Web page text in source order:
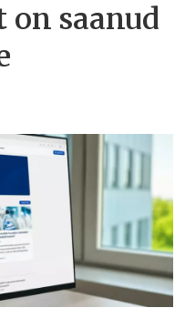
on saanud